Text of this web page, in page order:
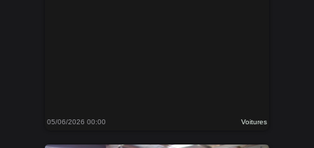
05/06/2026 00:00 Voitures